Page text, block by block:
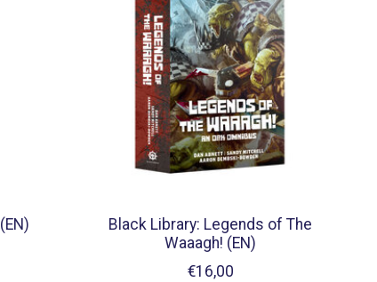
Black Library: Legends of The
Waaagh! (EN)
€16,00